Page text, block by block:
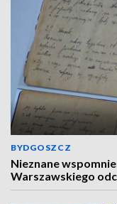
BYDGOSZCZ
Nieznane
Warszawskiego